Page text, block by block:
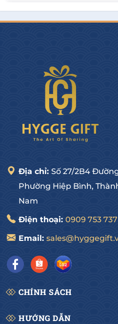
Thêm vào giỏ
Địa chỉ: Số 27/2B4
Phường Hiệp Bình,
Nam
Điện thoại: 0909 753 737
Email:
CHÍNH SÁCH
HƯỚNG DẪN